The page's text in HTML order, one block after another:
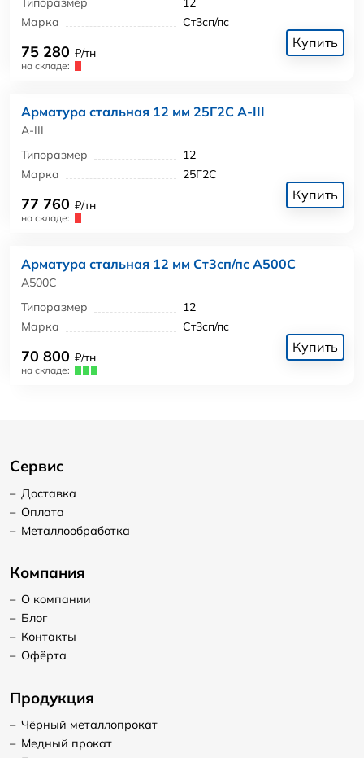
Марка
Ст3сп/пс
75 280 ₽/тн
на складе:
Купить
Арматура стальная 12 мм 25Г2С А-III
А-III
Типоразмер
12
Марка
25Г2С
77 760 ₽/тн
на складе:
Купить
Арматура стальная 12 мм Ст3сп/пс А500С
А500С
Типоразмер
12
Марка
Ст3сп/пс
70 800 ₽/тн
на складе:
Купить
Сервис
– Доставка
– Оплата
– Металлообработка
Компания
– О компании
– Блог
– Контакты
– Офёрта
Продукция
– Чёрный металлопрокат
– Медный прокат